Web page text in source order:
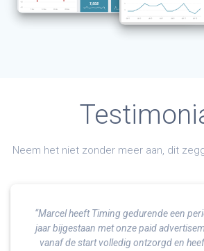
Neem het niet zonder meer aan, dit
“Marcel heeft Timing gedurende een
jaar bijgestaan met onze paid
vanaf de start volledig ontzorgd en